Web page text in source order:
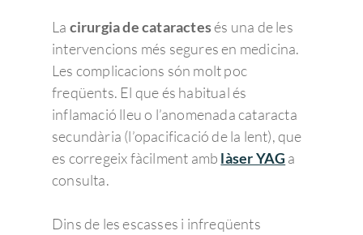
La cirurgia de cataractesés una de les
intervencions més segures en medicina.
Les complicacions són molt poc
freqüents. El que és habitual és
inflamació lleu o l’anomenada cataracta
secundària (l’opacificació de la lent), que
es corregeix fàcilment amb làser YAG a
consulta.
Dins de les escasses i infreqüents